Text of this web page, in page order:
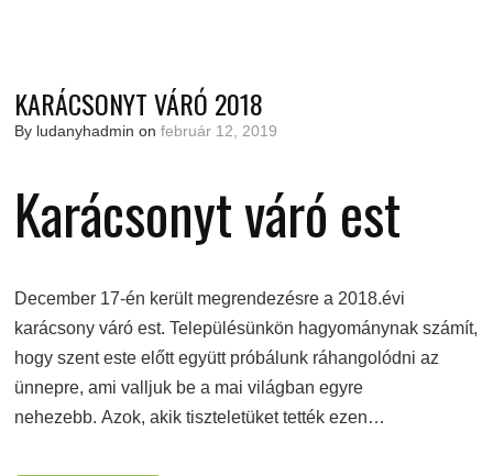
KARÁCSONYT VÁRÓ 2018
By ludanyhadmin onfebruár 12, 2019
Karácsonyt váró est
December 17-én került megrendezésre a 2018.évi
karácsony váró est. Településünkön hagyománynak számít,
hogy szent este előtt együtt próbálunk ráhangolódni az
ünnepre, ami valljuk be a mai világban egyre
nehezebb. Azok, akik tiszteletüket tették ezen…